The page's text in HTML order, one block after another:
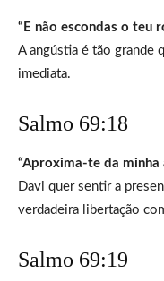
“E não escondas o teu
A angústia é tão grande
imediata.
Salmo 69:18
“Aproxima-te da minha
Davi quer sentir a
verdadeira libertação
Salmo 69:19